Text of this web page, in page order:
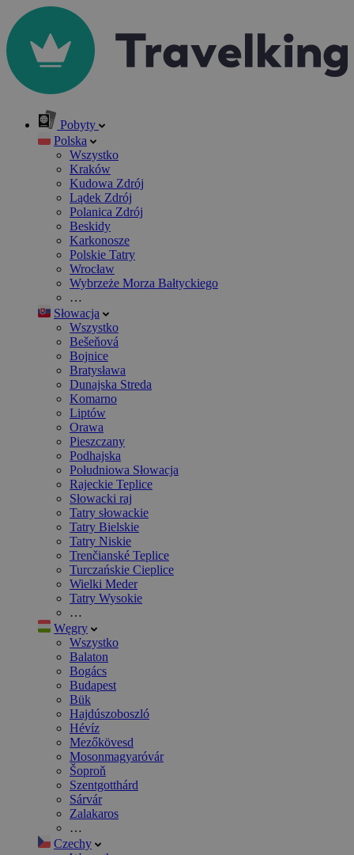
Pobyty
Polska
Wszystko
Kraków
Kudowa Zdrój
Lądek Zdrój
Polanica Zdrój
Beskidy
Karkonosze
Polskie Tatry
Wrocław
Wybrzeże Morza Bałtyckiego
…
Słowacja
Wszystko
Bešeňová
Bojnice
Bratysława
Dunajska Streda
Komarno
Liptów
Orawa
Pieszczany
Podhajska
Południowa Słowacja
Rajeckie Teplice
Słowacki raj
Tatry słowackie
Tatry Bielskie
Tatry Niskie
Trenčianské Teplice
Turczańskie Cieplice
Wielki Meder
Tatry Wysokie
…
Węgry
Wszystko
Balaton
Bogács
Budapest
Bük
Hajdúszoboszló
Hévíz
Mezőkövesd
Mosonmagyaróvár
Šoproň
Szentgotthárd
Sárvár
Zalakaros
…
Czechy